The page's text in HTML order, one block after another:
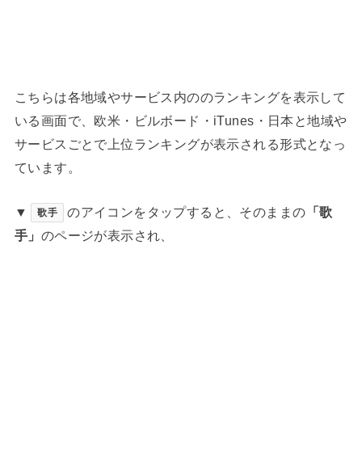
こちらは各地域やサービス内ののランキングを表示して
いる画面で、欧米・ビルボード・iTunes・日本と地域や
サービスごとで上位ランキングが表示される形式となっ
ています。
▼ 歌手 のアイコンをタップすると、そのままの 「歌
手」 のページが表示され、